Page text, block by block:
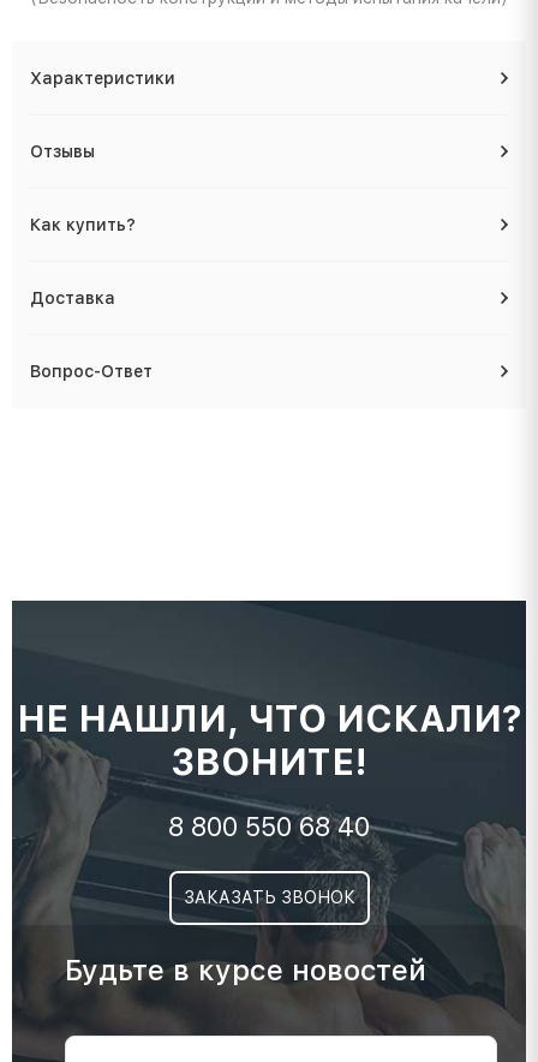
Характеристики
Отзывы
Как купить?
Доставка
Вопрос-Ответ
НЕ НАШЛИ, ЧТО ИСКАЛИ?
ЗВОНИТЕ!
8 800 550 68 40
ЗАКАЗАТЬ ЗВОНОК
Будьте в курсе новостей